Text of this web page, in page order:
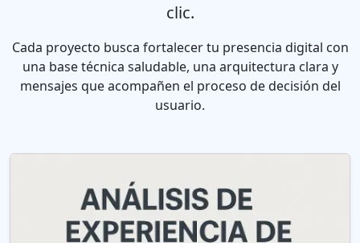
clic.
Cada proyecto busca fortalecer tu presencia digital con
una base técnica saludable, una arquitectura clara y
mensajes que acompañen el proceso de decisión del
usuario.